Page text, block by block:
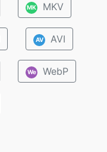
MK MKV
AV AVI
We WebP